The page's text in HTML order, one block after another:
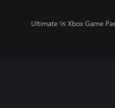
משחקים מרובי משתתפים מקוונים בקונסולה דורשים מינוי Xbox Game Pass Essential, Premium או Ultimate